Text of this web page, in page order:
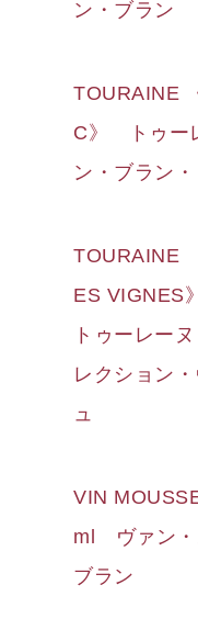
ン・ブラン
TOURAINE
C》 トゥー
ン・ブラン・
TOURAINE
ES VIGNES》
トゥーレー
レクション
ュ
VIN
ml ヴァン・
ブラン